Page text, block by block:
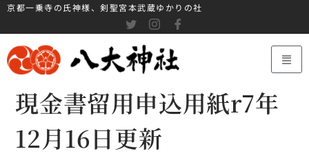
京都一乗寺の氏神様、剣聖宮本武蔵ゆかりの社
現金書留用申込用紙r7年
12月16日更新